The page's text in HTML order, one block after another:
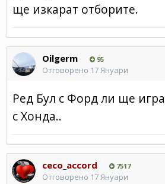
ще изкарат отборите.
Oilgerm 95
Отговорено 17 Януари
Ред Бул с Форд ли ще
с Хонда..
ceco_accord 7517
Отговорено 17 Януари